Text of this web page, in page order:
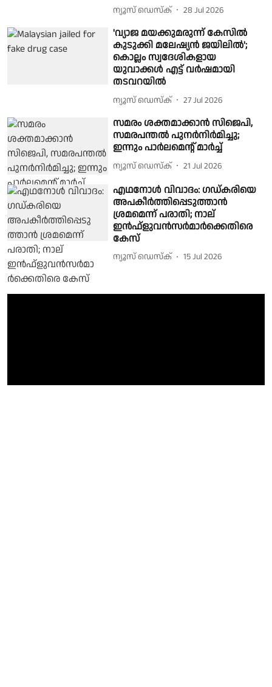
ന്യൂസ് ഡെസ്ക് 28 Jul 2026
'വ്യാജ മയക്കുമരുന്ന് കേസിൽ
കുടുക്കി മലേഷ്യൻ ജയിലിൽ';
കൊല്ലം സ്വദേശികളായ
യുവാക്കൾ എട്ട് വർഷമായി
തടവറയിൽ
ന്യൂസ് ഡെസ്ക് 27 Jul 2026
സമരം ശക്തമാക്കാൻ സിജെപി,
സമരപന്തൽ പുനർനിർമിച്ചു;
ഇന്നും പാര്‍ലമെന്റ് മാര്‍ച്ച്
ന്യൂസ് ഡെസ്ക് 21 Jul 2026
എഥനോള്‍ വിവാദം: ഗഡ്കരിയെ
അപകീർത്തിപ്പെടുത്താന്‍
ശ്രമമെന്ന് പരാതി; നാല്
ഇന്‍ഫ്ളുവന്‍സര്‍മാര്‍ക്കെതിരെ
കേസ്
ന്യൂസ് ഡെസ്ക് 15 Jul 2026